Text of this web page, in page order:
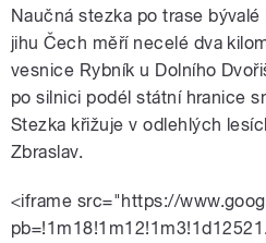
Naučná stezka po trase
jihu Čech měří necelé dva
vesnice Rybník u Dolního
po silnici podél státní hranice
Stezka křižuje v odlehlých
Zbraslav.
<iframe src="https://